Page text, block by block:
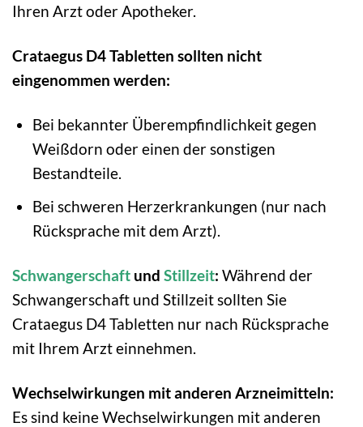
Ihren Arzt oder Apotheker.
Crataegus D4 Tabletten sollten nicht
eingenommen werden:
Bei bekannter Überempfindlichkeit gegen
Weißdorn oder einen der sonstigen
Bestandteile.
Bei schweren Herzerkrankungen (nur nach
Rücksprache mit dem Arzt).
Schwangerschaft und Stillzeit: Während der
Schwangerschaft und Stillzeit sollten Sie
Crataegus D4 Tabletten nur nach Rücksprache
mit Ihrem Arzt einnehmen.
Wechselwirkungen mit anderen Arzneimitteln:
Es sind keine Wechselwirkungen mit anderen